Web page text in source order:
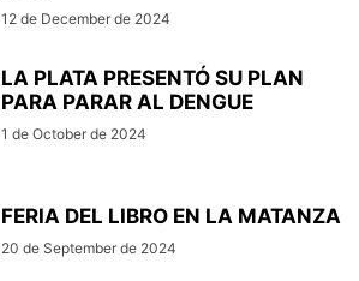
12 de December de 2024
LA PLATA PRESENTÓ SU PLAN
PARA PARAR AL DENGUE
1 de October de 2024
FERIA DEL LIBRO EN LA MATANZA
20 de September de 2024